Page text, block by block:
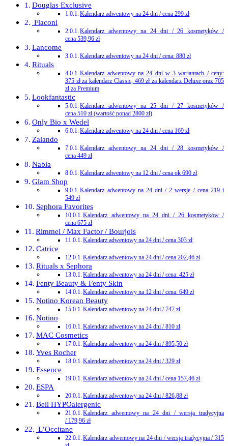
Douglas Exclusive
Kalendarz adwentowy na 24 dni / cena 299 zł
Flaconi
Kalendarz adwentowy na 24 dni / 26 kosmetyków /
cena 539,96 zł
Lancome
Kalendarz adwentowy na 24 dni / cena: 880 zł
Rituals
Kalendarz adwentowy na 24 dni w 3 wariantach / ceny:
375 zł za kalendarz Classic, 469 zł za kalendarz Deluxe oraz 705
zł za Premium
Lookfantastic
Kalendarz adwentowy na 25 dni / 27 kosmetyków /
cena 510 zł (wartość ponad 2800 zł)
Only Bio x Wedel
Kalendarz adwentowy na 24 dni / cena 169 zł
Zalando
Kalendarz adwentowy na 24 dni / 28 kosmetyków /
cena 449 zł
Nabla
Kalendarz adwentowy na 12 dni / cena ok 690 zł
Glam Shop
Kalendarz adwentowy na 24 dni / 2 wersje / cena 219 i
549 zł
Sephora Favorites
Kalendarz adwentowy na 24 dni / 26 kosmetyków /
cena 675 zł
Rimmel / Max Factor / Bourjois
Kalendarz adwentowy na 24 dni / cena 303 zł
Catrice
Kalendarz adwentowy na 24 dni / cena 202,46 zł
Rituals x Sephora
Kalendarz adwentowy na 24 dni / cena: 425 zł
Fenty Beauty & Fenty Skin
Kalendarz adwentowy na 12 dni / cena: 649 zł
Notino Korean Beauty
Kalendarz adwentowy na 24 dni / 747 zł
Notino
Kalendarz adwentowy na 24 dni / 810 zł
MAC Cosmetics
Kalendarz adwentowy na 24 dni / 895,50 zł
Yves Rocher
Kalendarz adwentowy na 24 dni / 329 zł
Essence
Kalendarz adwentowy na 24 dni / cena 157,46 zł
ESPA
Kalendarz adwentowy na 24 dni / 826,88 zł
Bell HYPOalergenic
Kalendarz adwentowy na 24 dni / wersja tradycyjna
/ 179,96 zł
L’Occitane
Kalendarz adwentowy na 24 dni / wersja tradycyjna / 315